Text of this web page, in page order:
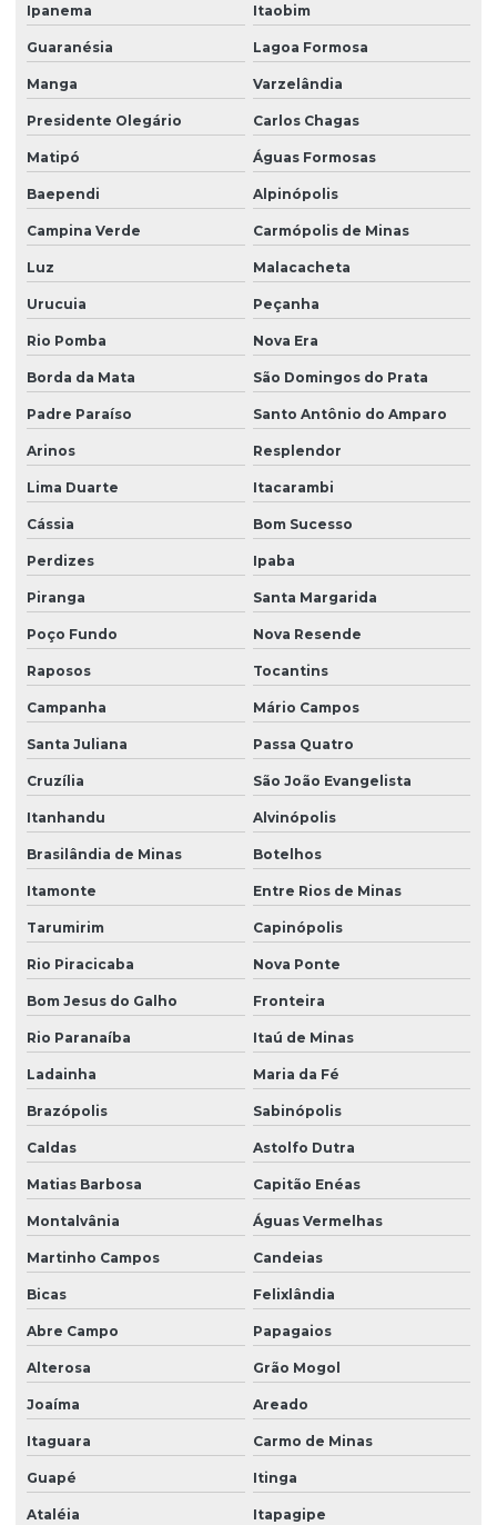
Ipanema Itaobim
Guaranésia Lagoa Formosa
Manga Varzelândia
Presidente Olegário Carlos Chagas
Matipó Águas Formosas
Baependi Alpinópolis
Campina Verde Carmópolis de Minas
Luz Malacacheta
Urucuia Peçanha
Rio Pomba Nova Era
Borda da Mata São Domingos do Prata
Padre Paraíso Santo Antônio do Amparo
Arinos Resplendor
Lima Duarte Itacarambi
Cássia Bom Sucesso
Perdizes Ipaba
Piranga Santa Margarida
Poço Fundo Nova Resende
Raposos Tocantins
Campanha Mário Campos
Santa Juliana Passa Quatro
Cruzília São João Evangelista
Itanhandu Alvinópolis
Brasilândia de Minas Botelhos
Itamonte Entre Rios de Minas
Tarumirim Capinópolis
Rio Piracicaba Nova Ponte
Bom Jesus do Galho Fronteira
Rio Paranaíba Itaú de Minas
Ladainha Maria da Fé
Brazópolis Sabinópolis
Caldas Astolfo Dutra
Matias Barbosa Capitão Enéas
Montalvânia Águas Vermelhas
Martinho Campos Candeias
Bicas Felixlândia
Abre Campo Papagaios
Alterosa Grão Mogol
Joaíma Areado
Itaguara Carmo de Minas
Guapé Itinga
Ataléia Itapagipe